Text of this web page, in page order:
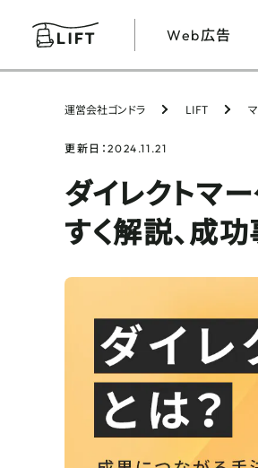
Web広告
運営会社ゴンドラ LIFT
更新日：2024.11.21
ダイレクトマ
すく解説、成